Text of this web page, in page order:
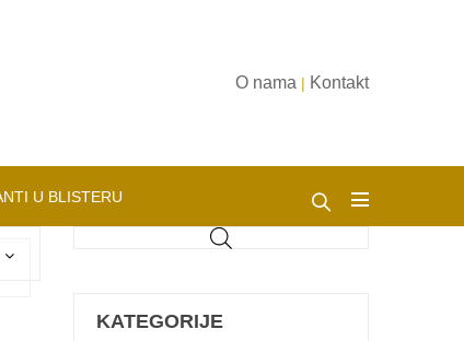
O nama | Kontakt
U BLISTERU
KATEGORIJE